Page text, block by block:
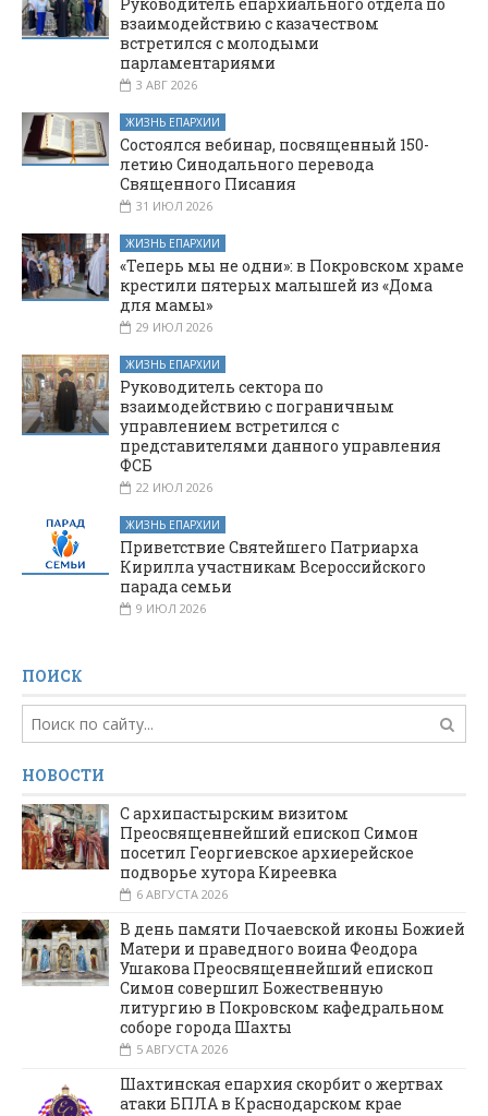
взаимодействию с казачеством
встретился с молодыми
парламентариями
3 АВГ 2026
ЖИЗНЬ ЕПАРХИИ
Состоялся вебинар, посвященный 150-
летию Синодального перевода
Священного Писания
31 ИЮЛ 2026
ЖИЗНЬ ЕПАРХИИ
«Теперь мы не одни»: в Покровском храме
крестили пятерых малышей из «Дома
для мамы»
29 ИЮЛ 2026
ЖИЗНЬ ЕПАРХИИ
Руководитель сектора по
взаимодействию с пограничным
управлением встретился с
представителями данного управления
ФСБ
22 ИЮЛ 2026
ЖИЗНЬ ЕПАРХИИ
Приветствие Святейшего Патриарха
Кирилла участникам Всероссийского
парада семьи
9 ИЮЛ 2026
ПОИСК
НОВОСТИ
С архипастырским визитом
Преосвященнейший епископ Симон
посетил Георгиевское архиерейское
подворье хутора Киреевка
6 АВГУСТА 2026
В день памяти Почаевской иконы Божией
Матери и праведного воина Феодора
Ушакова Преосвященнейший епископ
Симон совершил Божественную
литургию в Покровском кафедральном
соборе города Шахты
5 АВГУСТА 2026
Шахтинская епархия скорбит о жертвах
атаки БПЛА в Краснодарском крае